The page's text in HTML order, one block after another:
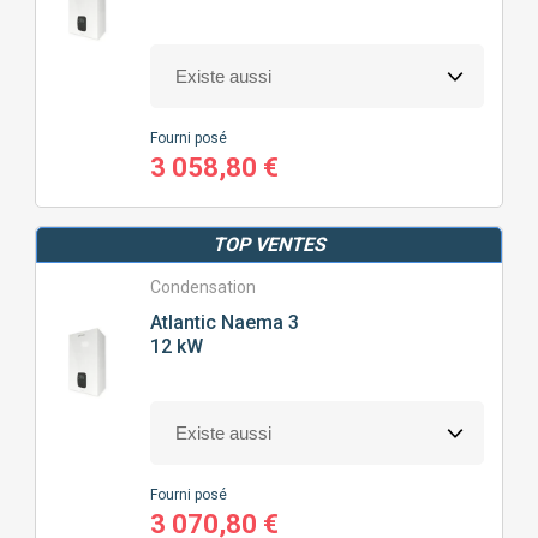
Fourni posé
3 058,80 €
TOP VENTES
Condensation
Atlantic Naema 3
12 kW
Fourni posé
3 070,80 €